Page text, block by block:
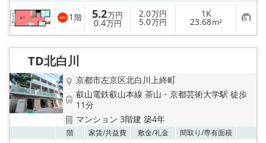
路線·駅から探す
IT重説について
スタッフ紹介
賃貸管理の北白川店
店舗情報·アクセス
1 階 5.2万円
0.4万円
2.0万円
5.0万円
1K
23.68m² お
気
に
入
TD北白川
京都市左京区北白川上終町
叡山電鉄叡山本線 茶山・京都芸術大学駅 徒歩
11分
マンション 3階建 築4年
階 家賃/共益費 敷金/礼金 間取り/専有面積